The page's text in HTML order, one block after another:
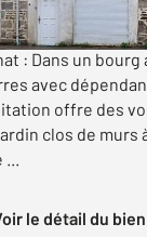
21 ML
: Dans un bourg
avec
offre des
clos de murs
Voir le détail du bien